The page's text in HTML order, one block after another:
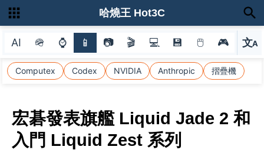
AI 🪖 ⌚ 📱 📷 🎬 💻 💾 🖱 🎮 文A
選
Computex Codex NVIDIA Anthropic 摺疊機
哈燒王 Hot3C
宏碁發表旗艦 Liquid Jade 2 和
入門 Liquid Zest 系列